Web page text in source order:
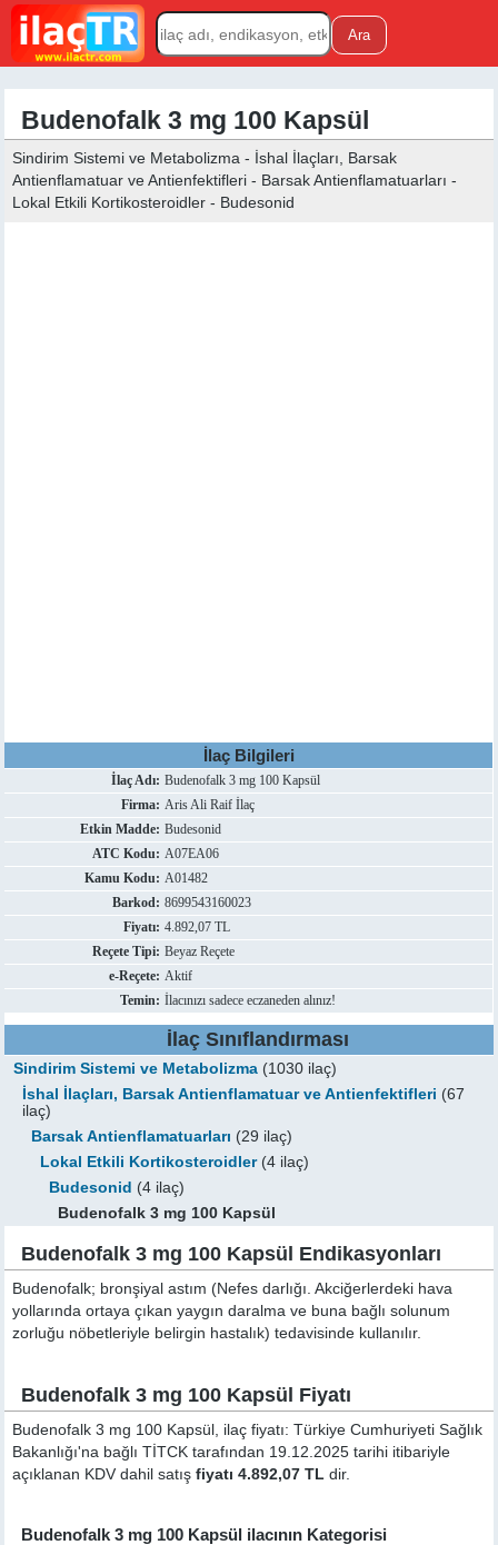
Budenofalk 3 mg 100 Kapsül
Sindirim Sistemi ve Metabolizma - İshal İlaçları, Barsak
Antienflamatuar ve Antienfektifleri - Barsak Antienflamatuarları -
Lokal Etkili Kortikosteroidler - Budesonid
İlaç Bilgileri
İlaç Adı: Budenofalk 3 mg 100 Kapsül
Firma: Aris Ali Raif İlaç
Etkin Madde: Budesonid
ATC Kodu: A07EA06
Kamu Kodu: A01482
Barkod: 8699543160023
Fiyatı: 4.892,07 TL
Reçete Tipi: Beyaz Reçete
e-Reçete: Aktif
Temin: İlacınızı sadece eczaneden alınız!
İlaç Sınıflandırması
Sindirim Sistemi ve Metabolizma (1030 ilaç)
İshal İlaçları, Barsak Antienflamatuar ve Antienfektifleri (67
ilaç)
Barsak Antienflamatuarları (29 ilaç)
Lokal Etkili Kortikosteroidler(4 ilaç)
Budesonid (4 ilaç)
Budenofalk 3 mg 100 Kapsül
Budenofalk 3 mg 100 Kapsül Endikasyonları
Budenofalk; bronşiyal astım (Nefes darlığı. Akciğerlerdeki hava
yollarında ortaya çıkan yaygın daralma ve buna bağlı solunum
zorluğu nöbetleriyle belirgin hastalık) tedavisinde kullanılır.
Budenofalk 3 mg 100 Kapsül Fiyatı
Budenofalk 3 mg 100 Kapsül, ilaç fiyatı: Türkiye Cumhuriyeti Sağlık
Bakanlığı'na bağlı TİTCK tarafından 19.12.2025 tarihi itibariyle
açıklanan KDV dahil satışfiyatı 4.892,07 TL dir.
Budenofalk 3 mg 100 Kapsül ilacının Kategorisi